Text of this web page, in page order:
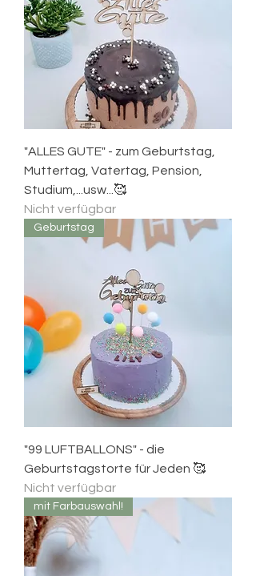
"ALLES GUTE" - zum Geburtstag,
Muttertag, Vatertag, Pension,
Studium,...usw...🥰
Nicht verfügbar
Geburtstag
"99 LUFTBALLONS" - die
Geburtstagstorte für Jeden 🥰
Nicht verfügbar
mit Farbauswahl!